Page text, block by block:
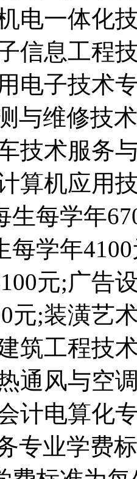
电一体化
信息工程
电子技术
与维修技
技术服务
算机应用
生每学年
每学年
元;广告
元;装潢艺
筑工程技
通风与空
计电算化
专业学费